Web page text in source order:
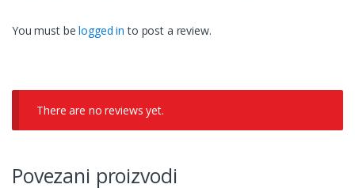
You must belogged in to post a review.
There are no reviews yet.
Povezani proizvodi